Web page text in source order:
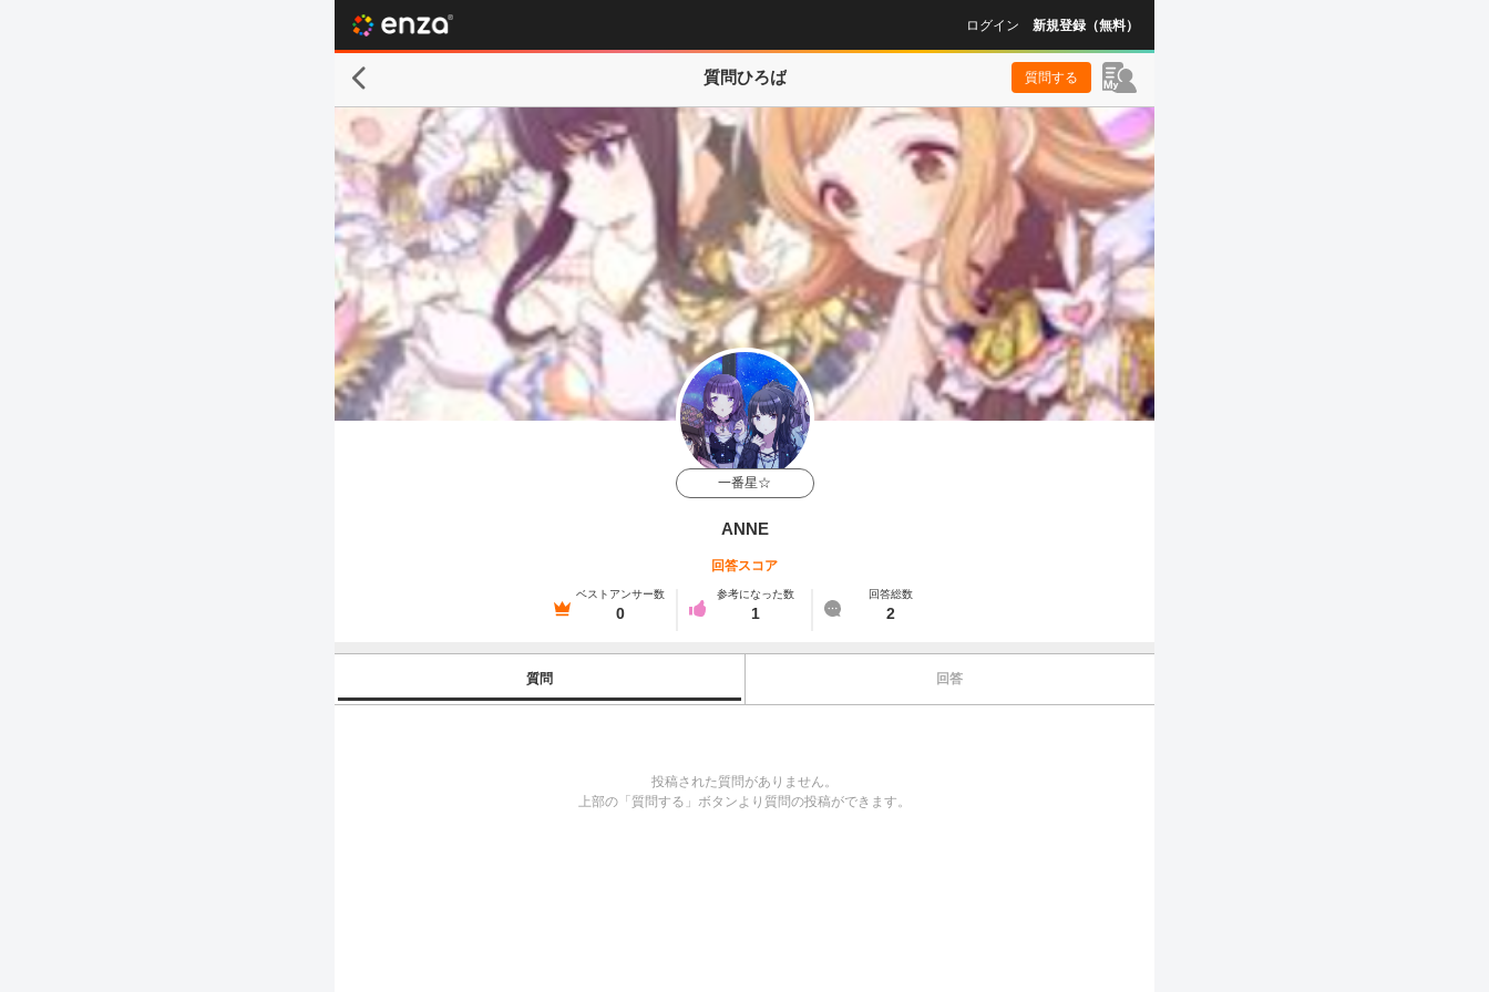
ログイン 新規登録（無料）
質問ひろば 質問する
一番星☆
ANNE
回答スコア
ベストアンサー数
0
参考になった数
1
回答総数
2
質問 回答
投稿された質問がありません。
上部の「質問する」ボタンより質問の投稿ができます。